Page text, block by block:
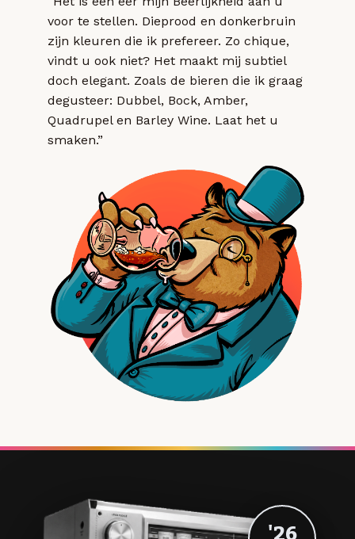
voor te stellen. Dieprood en donkerbruin
zijn kleuren die ik prefereer. Zo chique,
vindt u ook niet? Het maakt mij subtiel
doch elegant. Zoals de bieren die ik graag
degusteer: Dubbel, Bock, Amber,
Quadrupel en Barley Wine. Laat het u
smaken.”
'26